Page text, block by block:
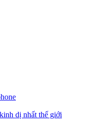
dị nhất thế giới